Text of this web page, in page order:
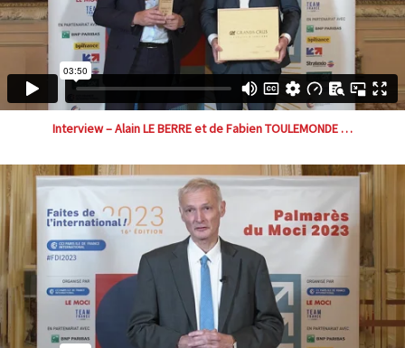
Interview – Alain LE BERRE et de Fabien TOULEMONDE …